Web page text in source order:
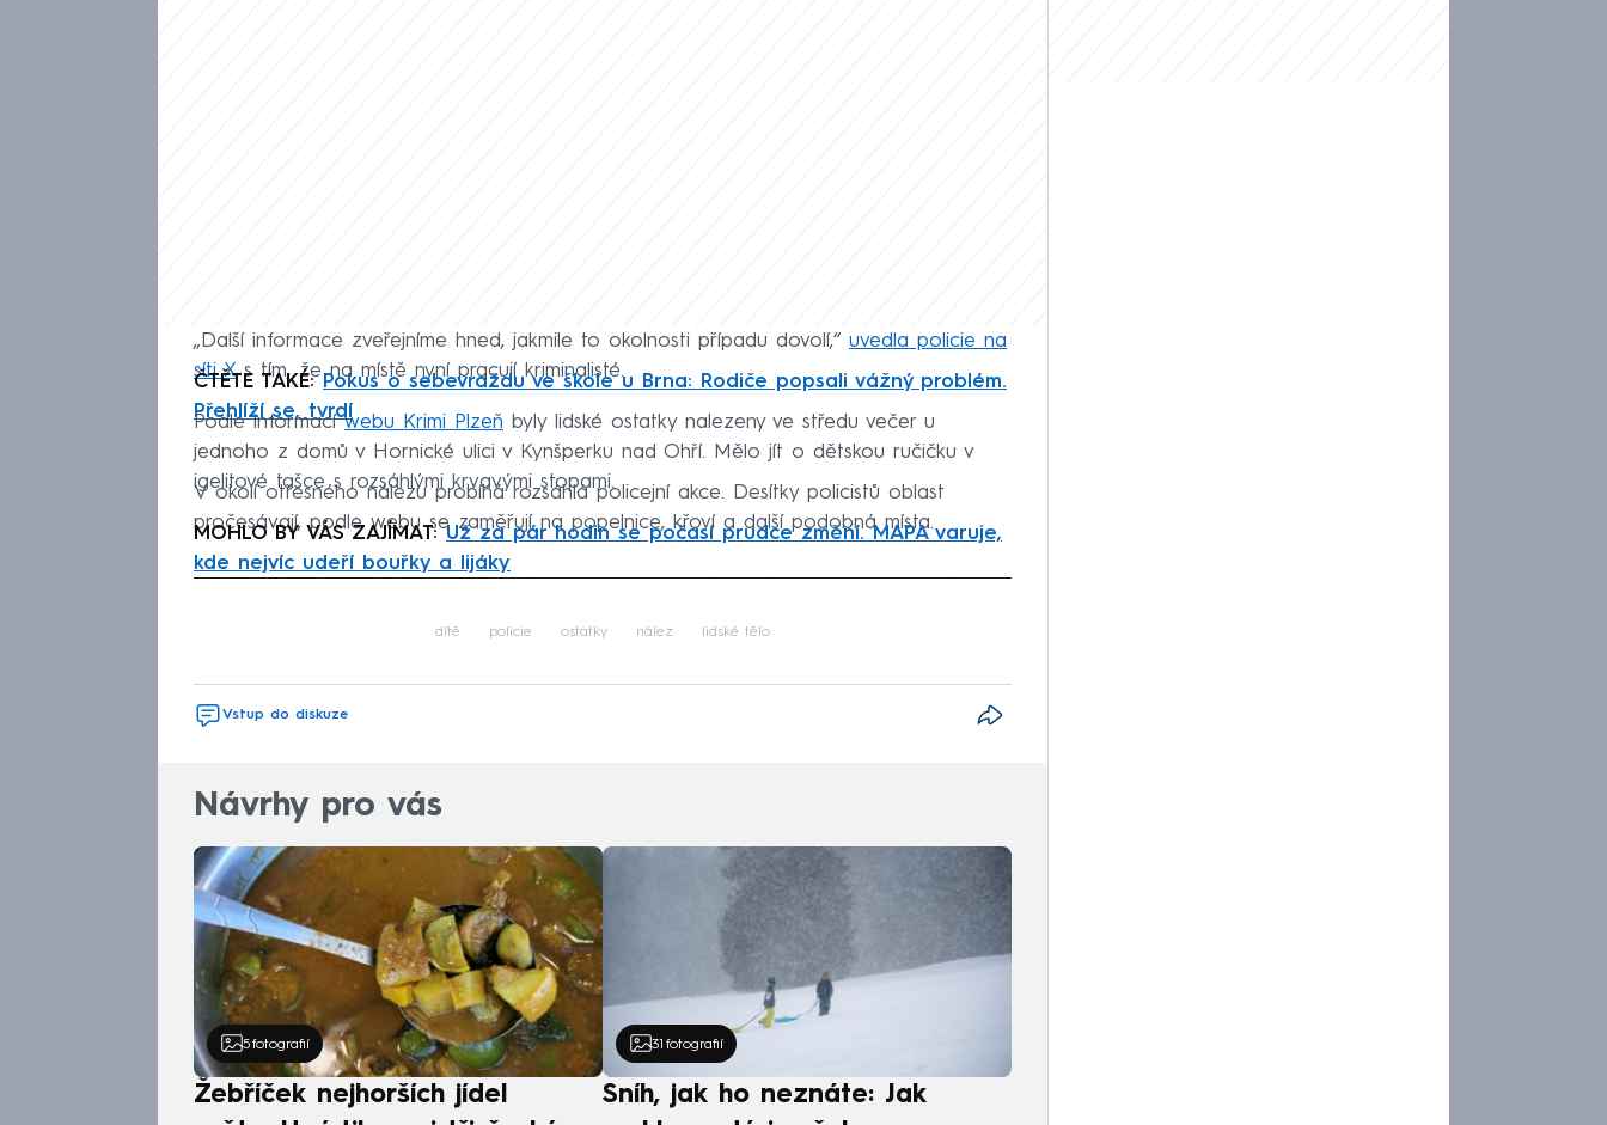
„Další informace zveřejníme hned, jakmile to okolnosti případu dovolí,“ uvedla policie na
síti Xs tím, že na místě nyní pracují kriminalisté.
ČTĚTE TAKÉ:Pokus o sebevraždu ve škole u Brna: Rodiče popsali vážný problém.
Přehlíží se, tvrdí
Podle informacíwebu Krimi Plzeň byly lidské ostatky nalezeny ve středu večer u
jednoho z domů v Hornické ulici v Kynšperku nad Ohří. Mělo jít o dětskou ručičku v
igelitové tašce s rozsáhlými krvavými stopami.
V okolí otřesného nálezu probíhá rozsáhlá policejní akce. Desítky policistů oblast
pročesávají, podle webu se zaměřují na popelnice, křoví a další podobná místa.
MOHLO BY VÁS ZAJÍMAT:Už za pár hodin se počasí prudce změní. MAPA varuje,
kde nejvíc udeří bouřky a lijáky
dítě policie ostatky nález lidské tělo
Vstup do diskuze
Návrhy pro vás
5 fotografií
Žebříček nejhorších jídel
31 fotografií
Sníh, jak ho neznáte: Jak